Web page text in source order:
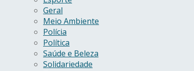
Geral
Meio Ambiente
Polícia
Política
Saúde e Beleza
Solidariedade